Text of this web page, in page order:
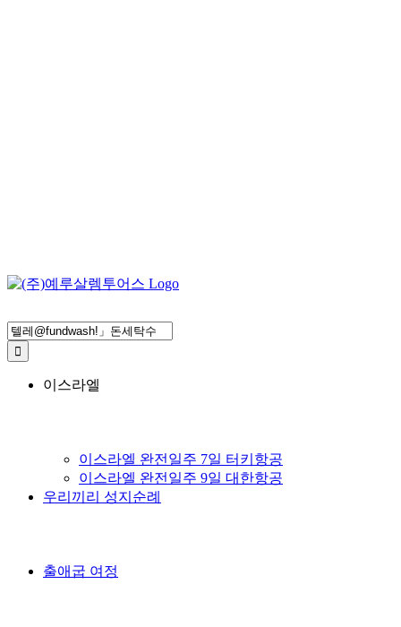
Search
for:
이스라엘
이스라엘 완전일주 7일 터키항공
이스라엘 완전일주 9일 대한항공
우리끼리 성지순례
출애굽 여정